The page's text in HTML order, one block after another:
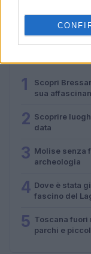
1
Scopri
sua
2 Scoprire
data
3 Molise senza
archeologia
4 Dove è stata
fascino del
5 Toscana fuori
parchi e